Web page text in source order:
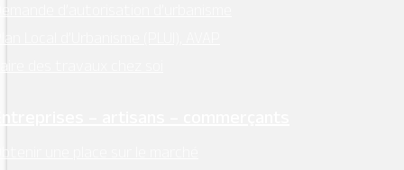
d’autorisation d’urbanisme
Local d’Urbanisme (PLUI), AVAP
des travaux chez soi
– artisans – commerçants
une place sur le marché